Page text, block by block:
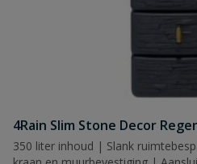
4Rain Slim Stone Decor
350 liter inhoud | Slank